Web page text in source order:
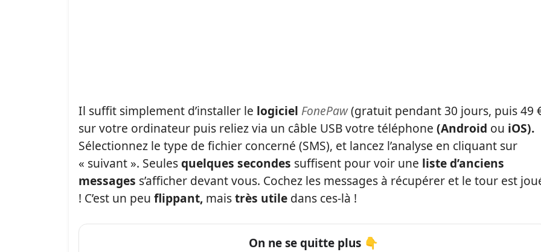
Il suffit simplement d’installer le logiciel FonePaw(gratuit pendant 30 jours, puis 49
sur votre ordinateur puis reliez via un câble USB votre téléphone (Android ou iOS).
Sélectionnez le type de fichier concerné (SMS), et lancez l’analyse en cliquant sur
« suivant ». Seulesquelques secondes suffisent pour voir une liste d’anciens
messages s’afficher devant vous. Cochez les messages à récupérer et le tour est
! C’est un peu flippant, maistrès utile dans ces-là !
On ne se quitte plus 👇